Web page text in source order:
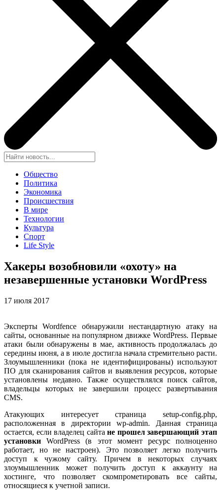
Общество
Политика
Экономика
Происшествия
В мире
Технологии
Культура
Спорт
Life Style
Хакеры возобновили «охоту» на
незавершенные установки WordPress
17 июля 2017
Эксперты Wordfence обнаружили нестандартную атаку на
сайты, основанные на популярном движке WordPress. Первые
атаки были обнаружены в мае, активность продолжалась до
середины июня, а в июле достигла начала стремительно расти.
Злоумышленники (пока не идентифицированы) используют
ПО для сканирования сайтов и выявления ресурсов, которые
установлены недавно. Также осуществлялся поиск сайтов,
владельцы которых не завершили процесс развертывания
CMS.
Атакующих интересует страница setup-config.php,
расположенная в директории wp-admin. Данная страница
остается, если владелец сайтане прошел завершающий этап
установки WordPress (в этот момент ресурс полноценно
работает, но не настроен). Это позволяет легко получить
доступ к чужому сайту. Причем в некоторых случаях
злоумышленник может получить доступ к аккаунту на
хостинге, что позволяет скомпрометировать все сайты,
относящиеся к учетной записи.